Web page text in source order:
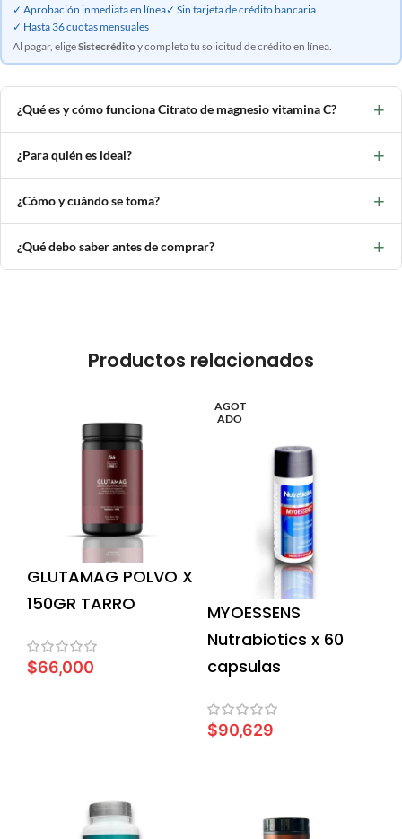
✓ Aprobación inmediata en línea✓ Sin tarjeta de crédito bancaria
✓ Hasta 36 cuotas mensuales
Al pagar, eligeSistecréditoy completa tu solicitud de crédito en línea.
¿Qué es y cómo funciona Citrato de magnesio vitamina C? +
¿Para quién es ideal? +
¿Cómo y cuándo se toma? +
¿Qué debo saber antes de comprar? +
Productos relacionados
GLUTAMAG POLVO X
150GR TARRO
$66,000
AGOT
ADO
MYOESSENS
Nutrabiotics x 60
capsulas
$90,629